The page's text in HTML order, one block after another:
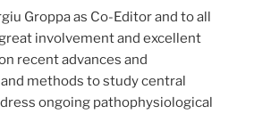
Groppa as Co-Editor and to all
involvement and excellent
recent advances and
methods to study central
ongoing pathophysiological